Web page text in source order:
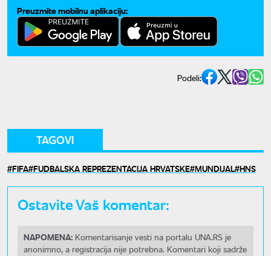
Preuzmite mobilnu aplikaciju:
Podeli:
TAGOVI
FIFA FUDBALSKA REPREZENTACIJA HRVATSKE MUNDIJAL HNS
Ostavite Vaš komentar:
NAPOMENA: Komentarisanje vesti na portalu UNA.RS je
anonimno, a registracija nije potrebna. Komentari koji sadrže